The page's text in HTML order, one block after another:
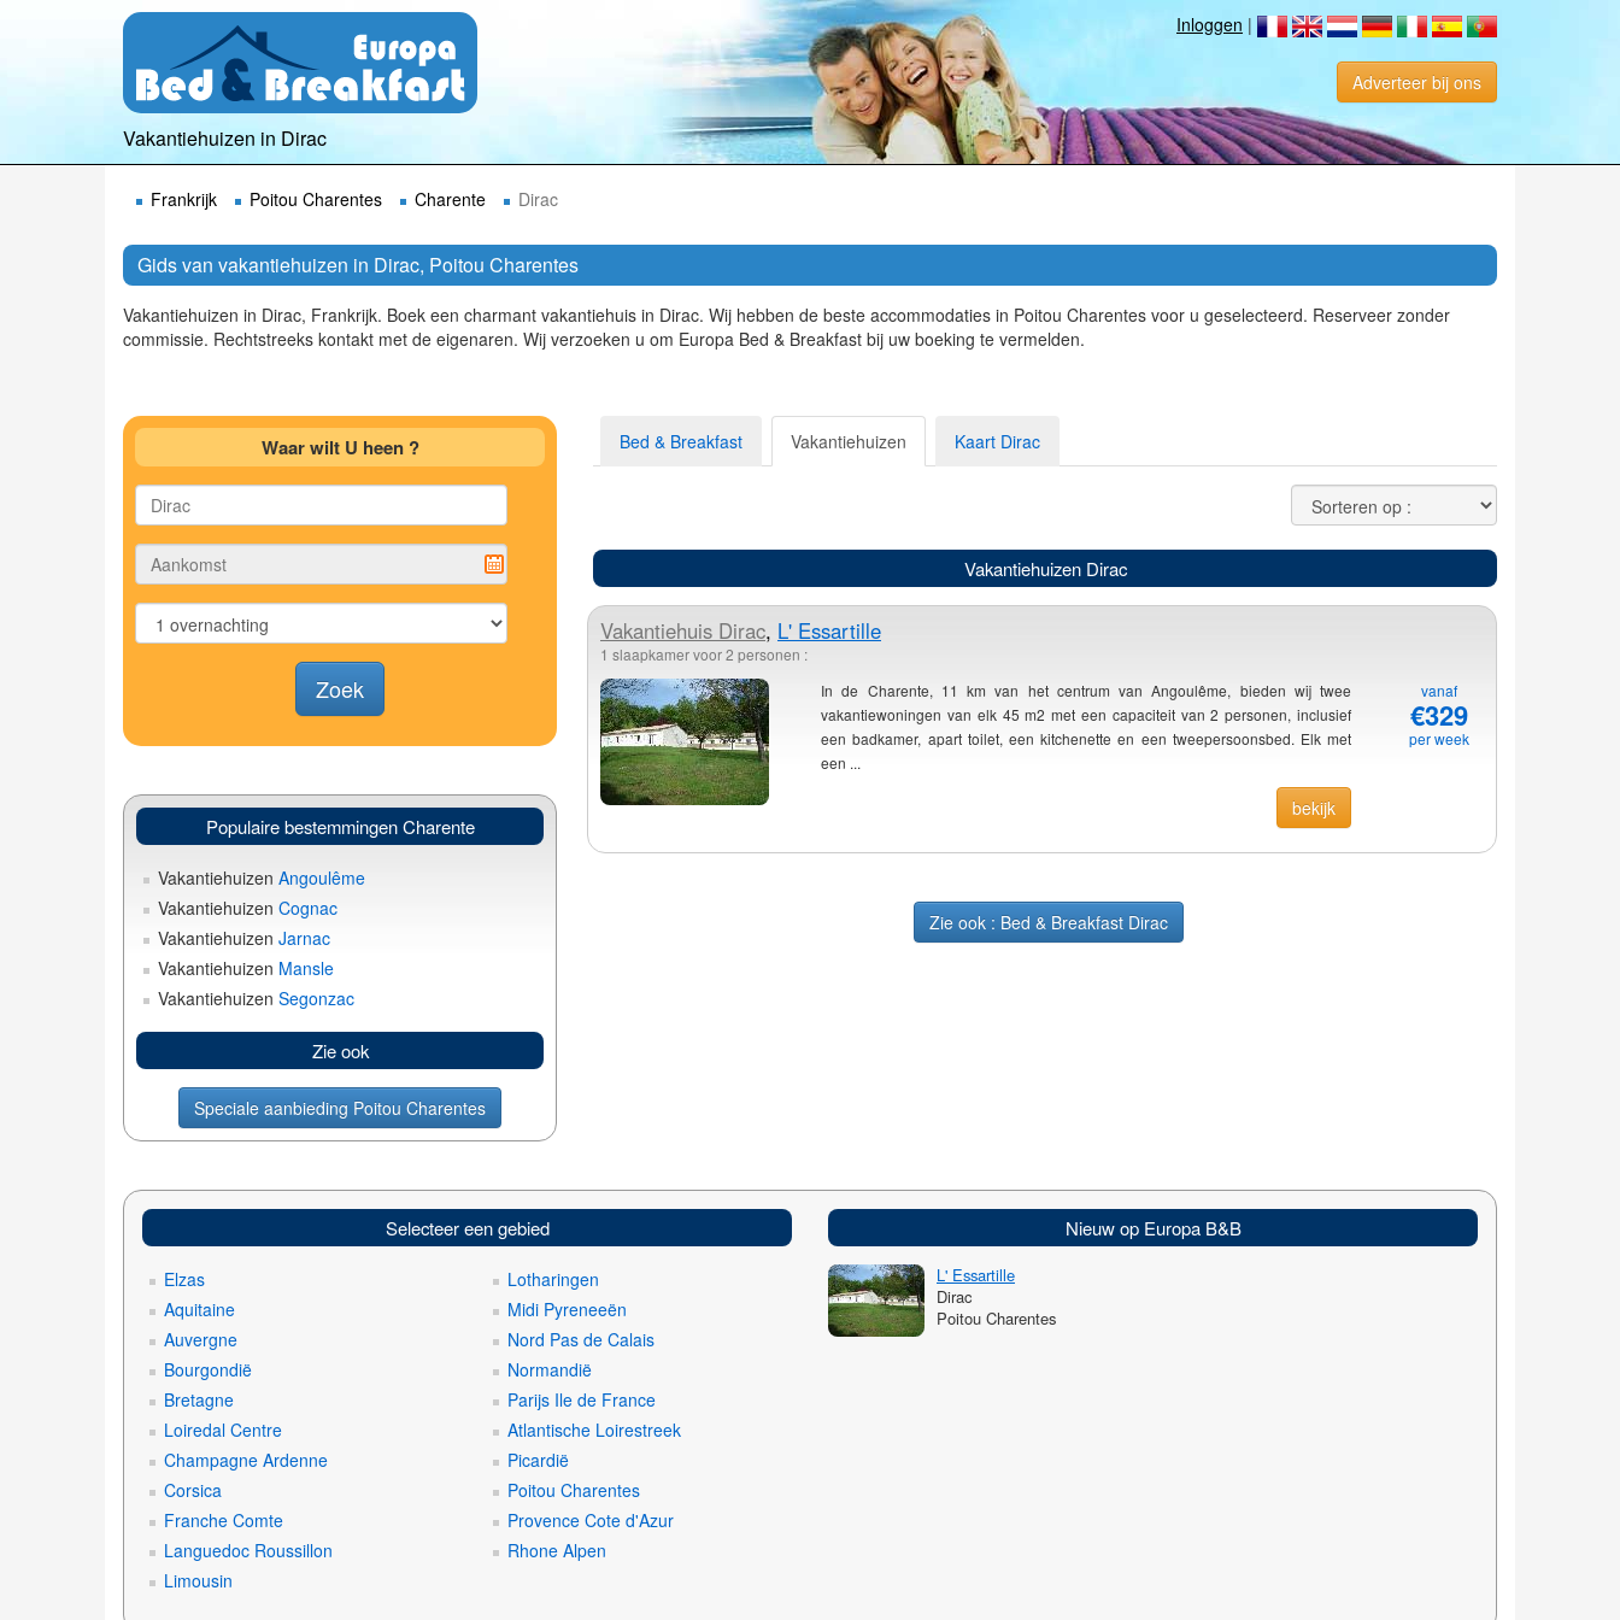
Inloggen |
Adverteer bij ons
Vakantiehuizen in Dirac
Frankrijk Poitou Charentes Charente Dirac
Gids van vakantiehuizen in Dirac, Poitou Charentes
Vakantiehuizen in Dirac, Frankrijk. Boek een charmant vakantiehuis in Dirac. Wij hebben de beste accommodaties in Poitou Charentes voor u geselecteerd. Reserveer zonder
commissie. Rechtstreeks kontakt met de eigenaren. Wij verzoeken u om Europa Bed & Breakfast bij uw boeking te vermelden.
Waar wilt U heen ?
Zoek
Populaire bestemmingen Charente
Vakantiehuizen Angoulême
Vakantiehuizen Cognac
Vakantiehuizen Jarnac
Vakantiehuizen Mansle
Vakantiehuizen Segonzac
Zie ook
Speciale aanbieding Poitou Charentes
Bed & Breakfast Vakantiehuizen Kaart Dirac
Vakantiehuizen Dirac
Vakantiehuis Dirac, L' Essartille
1 slaapkamer voor 2 personen :
In de Charente, 11 km van het centrum van Angoulême, bieden wij twee
vakantiewoningen van elk 45 m2 met een capaciteit van 2 personen, inclusief
een badkamer, apart toilet, een kitchenette en een tweepersoonsbed. Elk met
een ...
bekijk
vanaf
€329
per week
Zie ook : Bed & Breakfast Dirac
Selecteer een gebied
Elzas
Aquitaine
Auvergne
Bourgondië
Bretagne
Loiredal Centre
Champagne Ardenne
Corsica
Franche Comte
Languedoc Roussillon
Limousin
Lotharingen
Midi Pyreneeën
Nord Pas de Calais
Normandië
Parijs Ile de France
Atlantische Loirestreek
Picardië
Poitou Charentes
Provence Cote d'Azur
Rhone Alpen
Nieuw op Europa B&B
L' Essartille
Dirac
Poitou Charentes